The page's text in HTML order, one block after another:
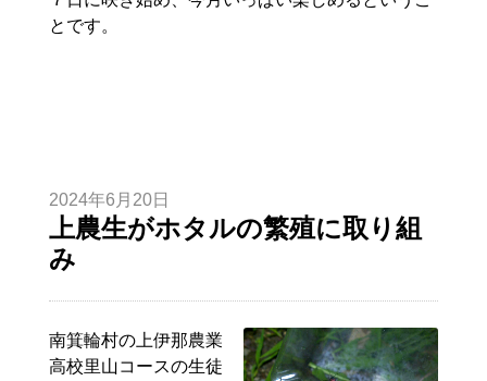
とです。
2024年6月20日
上農生がホタルの繁殖に取り組
み
南箕輪村の上伊那農業
高校里山コースの生徒